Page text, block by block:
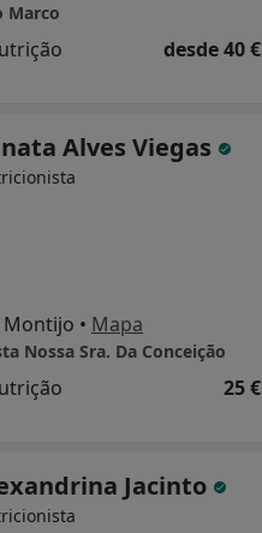
Marco
desde 40 €
Alves Viegas
Montijo • Mapa
Nossa Sra. Da Conceição
25 €
Jacinto